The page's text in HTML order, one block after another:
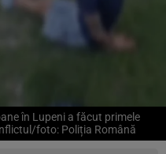
în Lupeni a făcut primele
foto: Poliția Română